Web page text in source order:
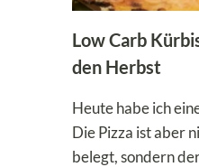
Low Carb
den Herbst
Heute habe ich
Die Pizza ist aber
belegt, sondern